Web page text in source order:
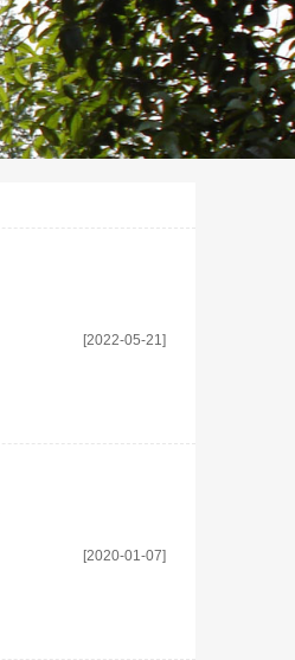
[2022-05-21]
[2020-01-07]